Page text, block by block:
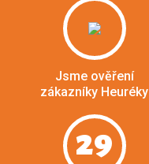
Jsme ověření
zákazníky Heuréky
29